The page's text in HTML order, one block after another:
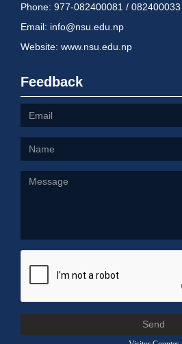
Phone: 977-082400081 / 082400033
Email: info@nsu.edu.np
Website: www.nsu.edu.np
Feedback
Send